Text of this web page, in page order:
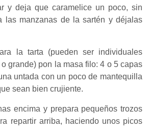
y deja que caramelice un poco, sin
las manzanas de la sartén y déjalas
la tarta (pueden ser individuales
grande) pon la masa filo: 4 o 5 capas
untada con un poco de mantequilla
sean bien crujiente.
encima y prepara pequeños trozos
repartir arriba, haciendo unos picos